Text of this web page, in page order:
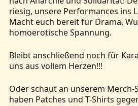
riesig, unsere Performances ins
Macht euch bereit für Drama,
homoerotische Spannung.
Bleibt anschließend noch für
uns aus vollem Herzen!!!
Oder schaut an unserem Merch-
haben Patches und T-Shirts